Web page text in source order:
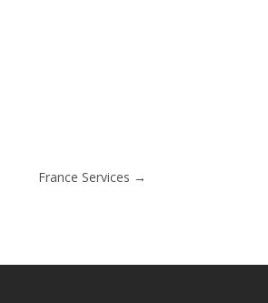
France Services →